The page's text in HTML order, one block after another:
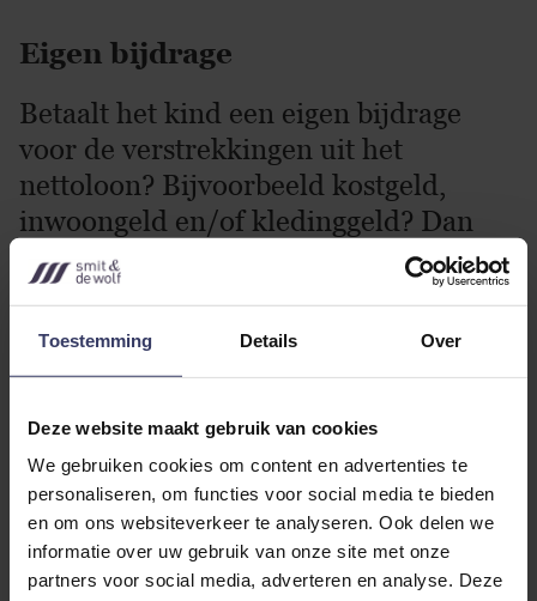
Toestemming Details Over
Deze website maakt gebruik van cookies
We gebruiken cookies om content en advertenties te
personaliseren, om functies voor social media te bieden
en om ons websiteverkeer te analyseren. Ook delen we
informatie over uw gebruik van onze site met onze
partners voor social media, adverteren en analyse. Deze
Eigen bijdrage
Betaalt het kind een eigen bijdrage
voor de verstrekkingen uit het
nettoloon? Bijvoorbeeld kostgeld,
inwoongeld en/of kledinggeld? Dan
mag u dit in mindering brengen op de
waarderingsbedragen. Het bedrag van
de waardering mag niet lager worden
Zakgeld
Ontvangt het kind zakgeld? Dan moet
u dat tot het loon rekenen voor zover
dit meer is dan wat het kind zou